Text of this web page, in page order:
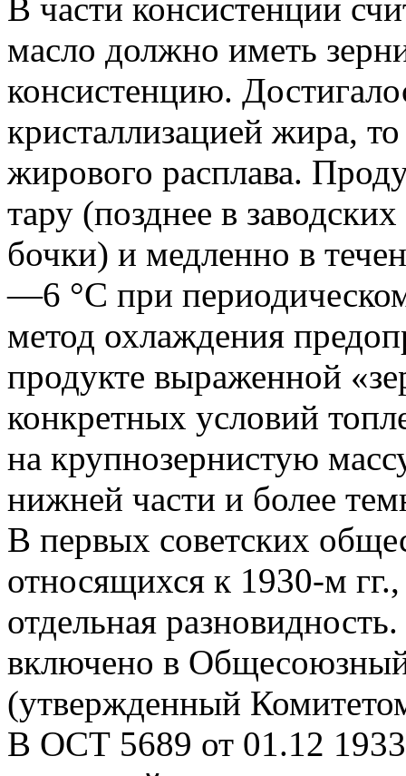
В части консистенции
масло должно иметь
консистенцию.
кристаллизацией жира,
жирового расплава.
тару (позднее в
бочки) и медленно в
—6 °С при
метод охлаждения
продукте выраженной
конкретных условий
на крупнозернистую
нижней части и более
В первых советских
относящихся к 1930-м
отдельная
включено в
(утвержденный
В ОСТ 5689 от 01.12